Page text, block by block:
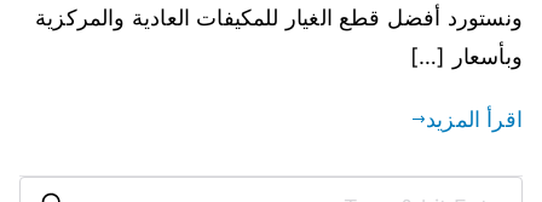
ونستورد أفضل قطع الغيار للمكيفات العادية والمركزية
وبأسعار […]
اقرأ المزيد